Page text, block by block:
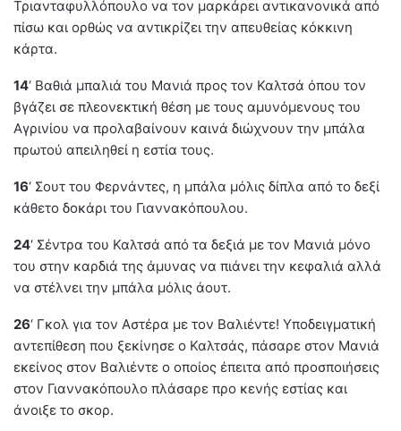
Τριανταφυλλόπουλο να τον μαρκάρει αντικανονικά από
πίσω και ορθώς να αντικρίζει την απευθείας κόκκινη
κάρτα.
14‘ Βαθιά μπαλιά του Μανιά προς τον Καλτσά όπου τον
βγάζει σε πλεονεκτική θέση με τους αμυνόμενους του
Αγρινίου να προλαβαίνουν καινά διώχνουν την μπάλα
πρωτού απειληθεί η εστία τους.
16‘ Σουτ του Φερνάντες, η μπάλα μόλις δίπλα από το δεξί
κάθετο δοκάρι του Γιαννακόπουλου.
24‘ Σέντρα του Καλτσά από τα δεξιά με τον Μανιά μόνο
του στην καρδιά της άμυνας να πιάνει την κεφαλιά αλλά
να στέλνει την μπάλα μόλις άουτ.
26‘ Γκολ για τον Αστέρα με τον Βαλιέντε! Υποδειγματική
αντεπίθεση που ξεκίνησε ο Καλτσάς, πάσαρε στον Μανιά
εκείνος στον Βαλιέντε ο οποίος έπειτα από προσποιήσεις
στον Γιαννακόπουλο πλάσαρε προ κενής εστίας και
άνοιξε το σκορ.